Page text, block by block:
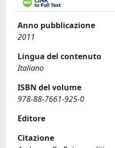
Anno pubblicazione
2011
Lingua del contenuto
Italiano
ISBN del volume
978-88-7661-925-0
Editore
Citazione